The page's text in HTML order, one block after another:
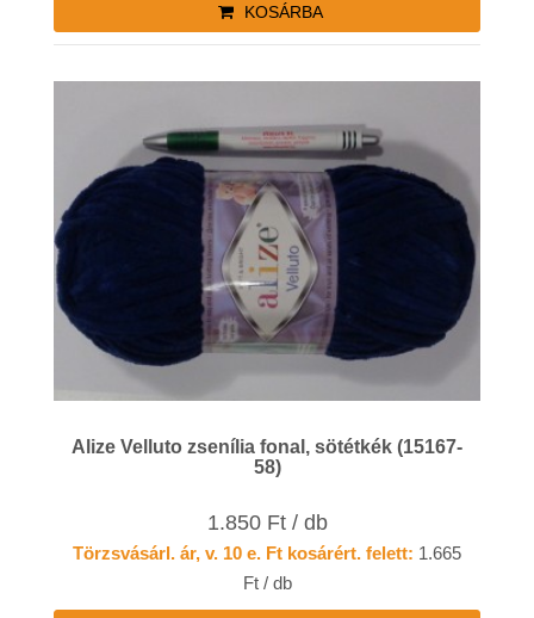
KOSÁRBA
Alize Velluto zsenília fonal, sötétkék (15167-
58)
1.850 Ft / db
Törzsvásárl. ár, v. 10 e. Ft kosárért. felett: 1.665
Ft / db